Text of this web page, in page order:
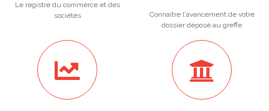
Le registre du commerce et des
sociétés
Connaitre l'avancement de votre
dossier déposé au greffe